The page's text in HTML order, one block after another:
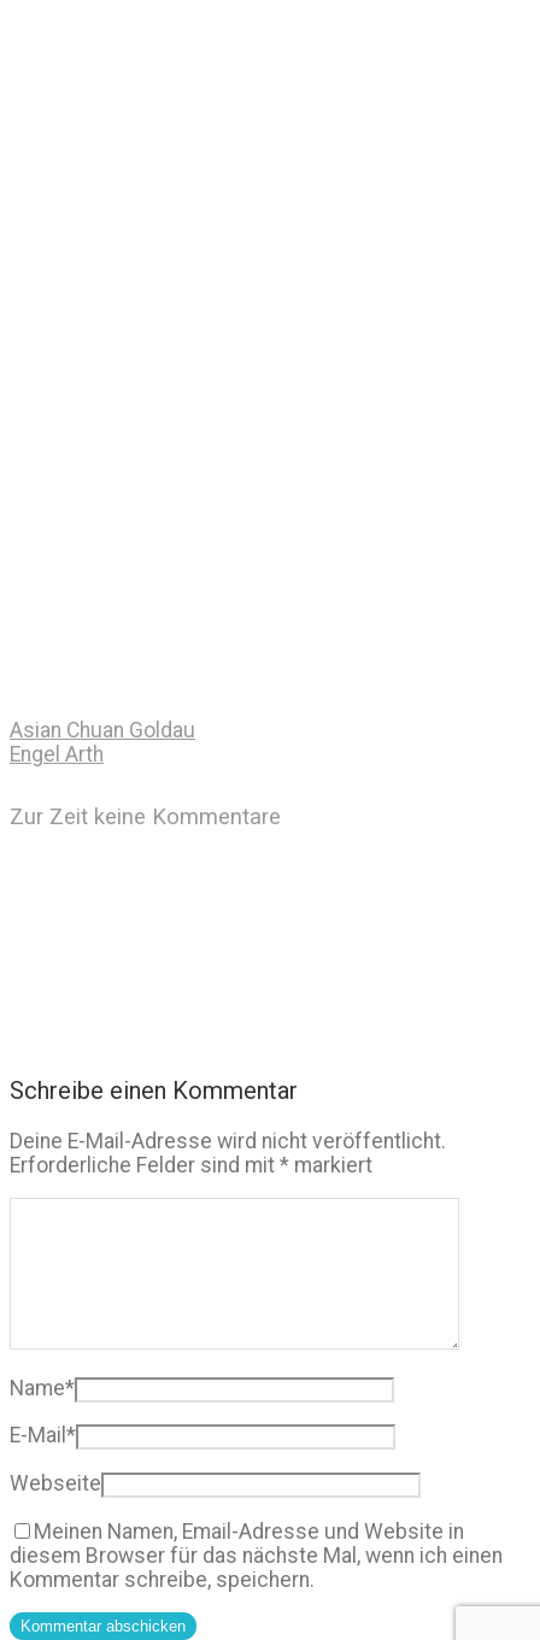
Asian Chuan Goldau
Engel Arth
Zur Zeit keine Kommentare
Schreibe einen Kommentar
Deine E-Mail-Adresse wird nicht veröffentlicht.
Erforderliche Felder sind mit * markiert
Name*
E-Mail *
Webseite
Meinen Namen, Email-Adresse und Website in
diesem Browser für das nächste Mal, wenn ich einen
Kommentar schreibe, speichern.